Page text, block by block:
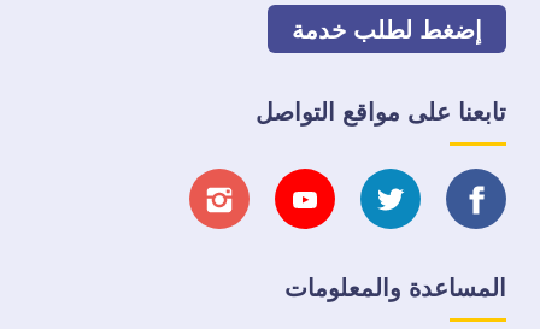
إضغط لطلب خدمة
تابعنا على مواقع التواصل
تابعنا
على
تابعنا
على
تابعنا تابعنا
المساعدة والمعلومات